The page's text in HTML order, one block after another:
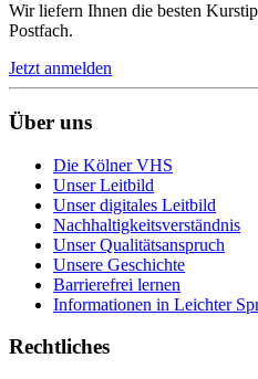
Wir liefern Ihnen die besten
Postfach.
Jetzt anmelden
Über uns
Die Kölner VHS
Unser Leitbild
Unser digitales Leitbild
Nachhaltigkeitsverständnis
Unser Qualitätsanspruch
Unsere Geschichte
Barrierefrei lernen
Informationen in Leichter
Rechtliches